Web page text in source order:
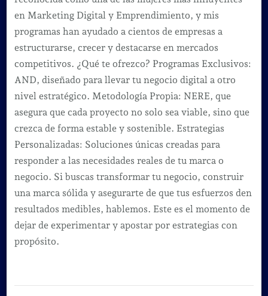
en Marketing Digital y Emprendimiento, y mis
programas han ayudado a cientos de empresas a
estructurarse, crecer y destacarse en mercados
competitivos. ¿Qué te ofrezco? Programas Exclusivos:
AND, diseñado para llevar tu negocio digital a otro
nivel estratégico. Metodología Propia: NERE, que
asegura que cada proyecto no solo sea viable, sino que
crezca de forma estable y sostenible. Estrategias
Personalizadas: Soluciones únicas creadas para
responder a las necesidades reales de tu marca o
negocio. Si buscas transformar tu negocio, construir
una marca sólida y asegurarte de que tus esfuerzos den
resultados medibles, hablemos. Este es el momento de
dejar de experimentar y apostar por estrategias con
propósito.